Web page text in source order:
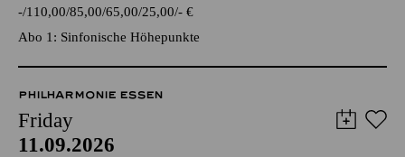
- 110,00 85,00 65,00 25,00 - €
Abo 1: Sinfonische Höhepunkte
PHILHARMONIE ESSEN
Friday
11.09.2026